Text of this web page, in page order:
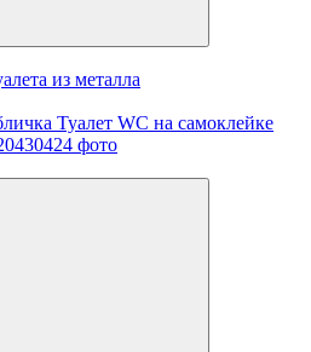
из металла